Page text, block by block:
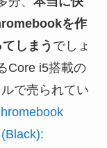
を作
しまう でしょ
Core i5搭載の
で売られてい